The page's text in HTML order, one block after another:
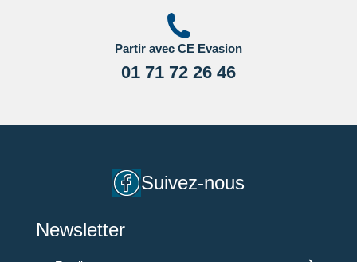
Partir avec CE Evasion
01 71 72 26 46
Suivez-nous
Newsletter